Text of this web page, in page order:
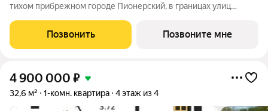
тихом прибрежном городе Пионерский, в границах улиц
Балтийского моря. Комплекс состоит из 5 пятиэтажных домов.
Застройщиком спроектированы одно-,
Позвонить Позвоните мне
4 900 000 ₽
32,6 м² 1-комн. квартира 4 этаж из 4